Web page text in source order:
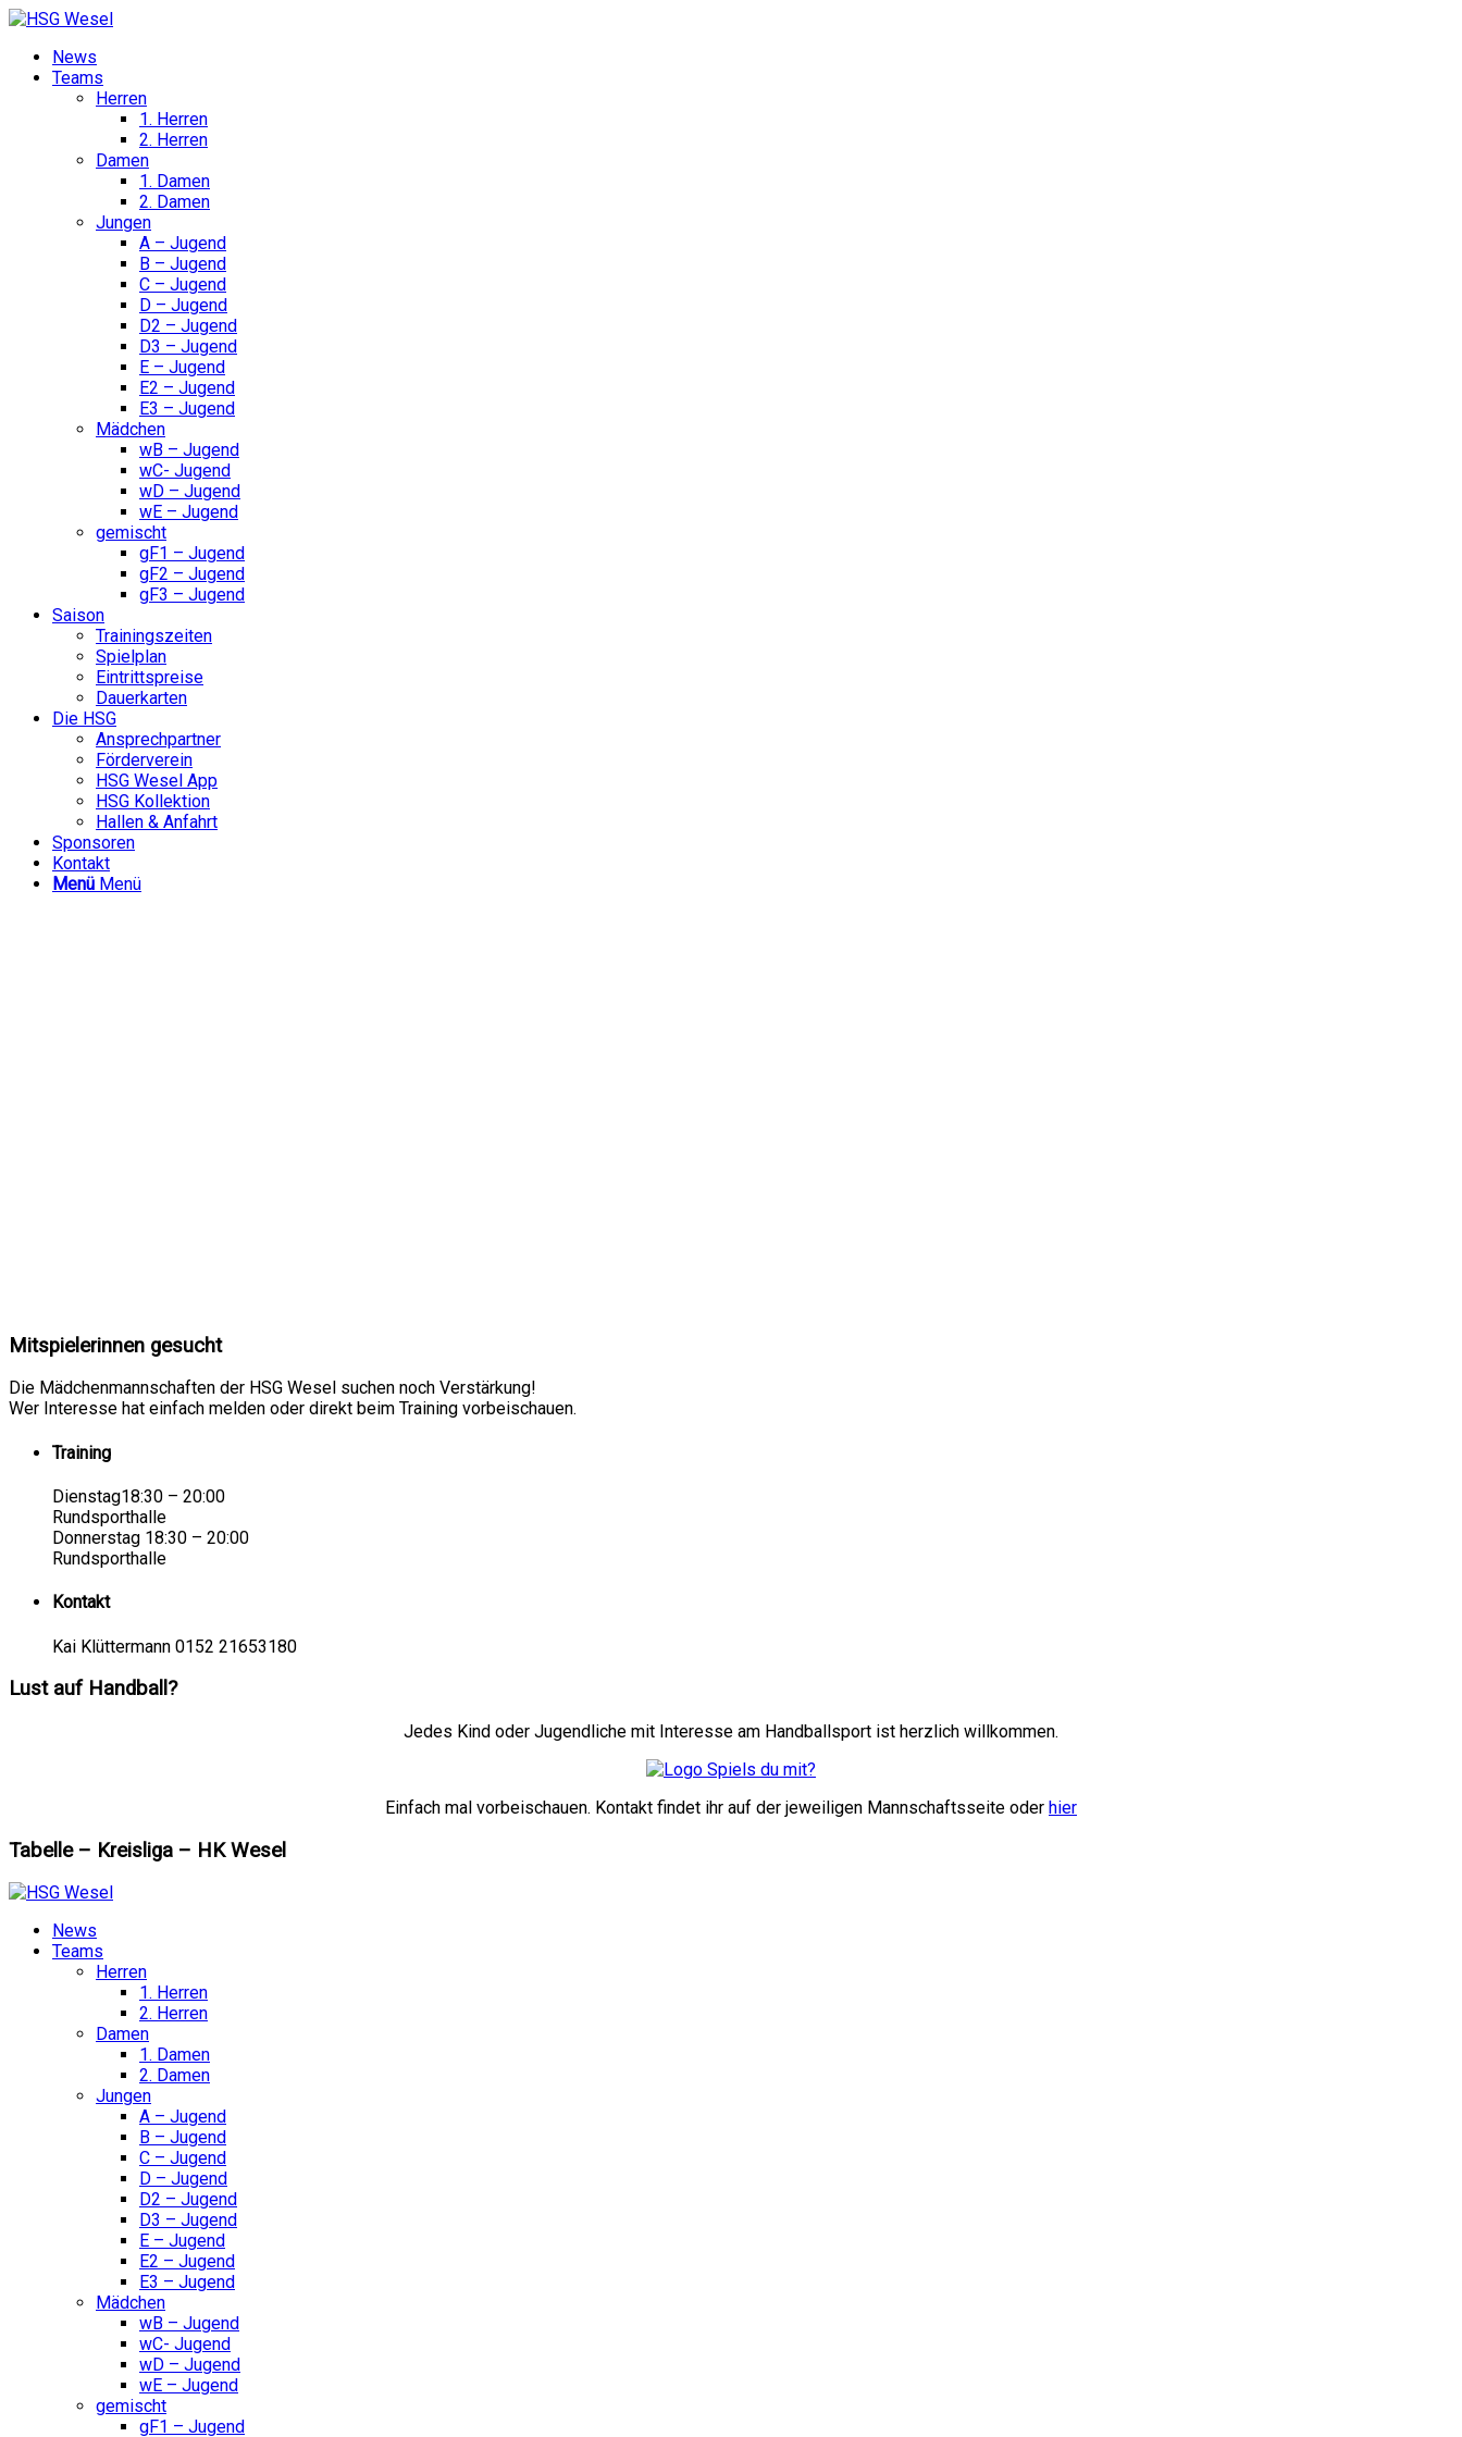
News
Teams
Herren
1. Herren
2. Herren
Damen
1. Damen
2. Damen
Jungen
A – Jugend
B – Jugend
C – Jugend
D – Jugend
D2 – Jugend
D3 – Jugend
E – Jugend
E2 – Jugend
E3 – Jugend
Mädchen
wB – Jugend
wC- Jugend
wD – Jugend
wE – Jugend
gemischt
gF1 – Jugend
gF2 – Jugend
gF3 – Jugend
Saison
Trainingszeiten
Spielplan
Eintrittspreise
Dauerkarten
Die HSG
Ansprechpartner
Förderverein
HSG Wesel App
HSG Kollektion
Hallen & Anfahrt
Sponsoren
Kontakt
Menü Menü
Mitspielerinnen gesucht
Die Mädchenmannschaften der HSG Wesel suchen noch Verstärkung!
Wer Interesse hat einfach melden oder direkt beim Training vorbeischauen.
Training
Dienstag18:30 – 20:00
Rundsporthalle
Donnerstag 18:30 – 20:00
Rundsporthalle
Kontakt
Kai Klüttermann 0152 21653180
Lust auf Handball?
Jedes Kind oder Jugendliche mit Interesse am Handballsport ist herzlich willkommen.
Einfach mal vorbeischauen. Kontakt findet ihr auf der jeweiligen Mannschaftsseite oder hier
Tabelle – Kreisliga – HK Wesel
News
Teams
Herren
1. Herren
2. Herren
Damen
1. Damen
2. Damen
Jungen
A – Jugend
B – Jugend
C – Jugend
D – Jugend
D2 – Jugend
D3 – Jugend
E – Jugend
E2 – Jugend
E3 – Jugend
Mädchen
wB – Jugend
wC- Jugend
wD – Jugend
wE – Jugend
gemischt
gF1 – Jugend